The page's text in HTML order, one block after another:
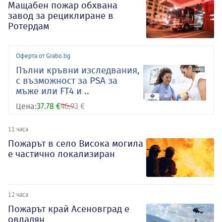
Мащабен пожар обхвана
завод за рециклиране в
Ротердам
Оферта от Grabo.bg
Пълни кръвни изследвания,
с възможност за PSA за
мъже или FT4 и ..
Цена:37.78 €46.93 €
11 часа
Пожарът в село Висока могила
е частично локализиран
12 часа
Пожарът край Асеновград е
овладян